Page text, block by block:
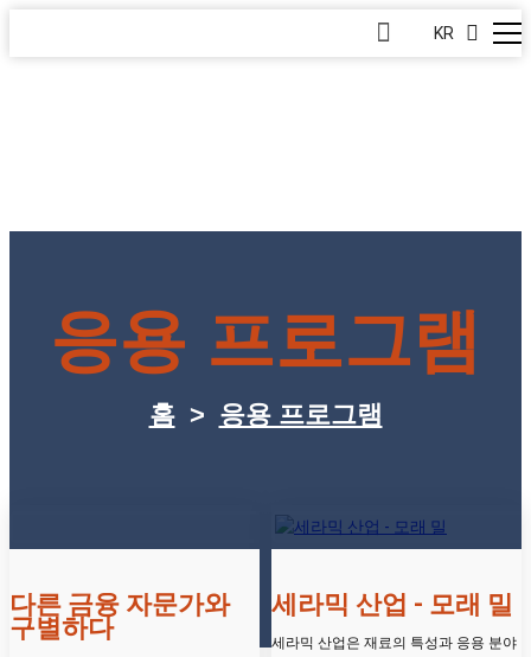
KR
응용 프로그램
홈> 응용 프로그램
다른 금융 자문가와
구별하다
세라믹 산업 - 모래 밀
세라믹 산업은 재료의 특성과 응용 분야